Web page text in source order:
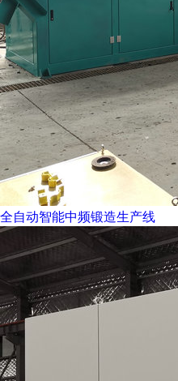
全自动智能中频锻造生产线